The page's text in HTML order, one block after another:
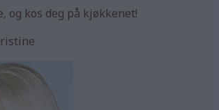
og kos deg på kjøkkenet!